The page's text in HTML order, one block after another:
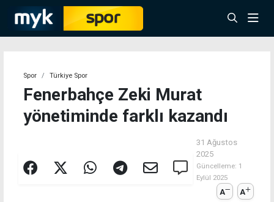
Spor Türkiye Spor
Fenerbahçe Zeki Murat
yönetiminde farklı kazandı
31 Ağustos
2025
Güncelleme: 1
Eylül 2025
A A